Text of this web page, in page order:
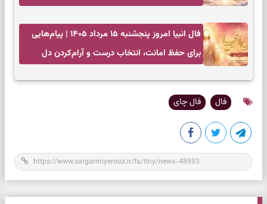
فال انبیا امروز پنجشنبه ۱۵ مرداد ۱۴۰۵ | پیام‌هایی
برای حفظ امانت، انتخاب درست و آرام‌کردن دل
فال فال چای